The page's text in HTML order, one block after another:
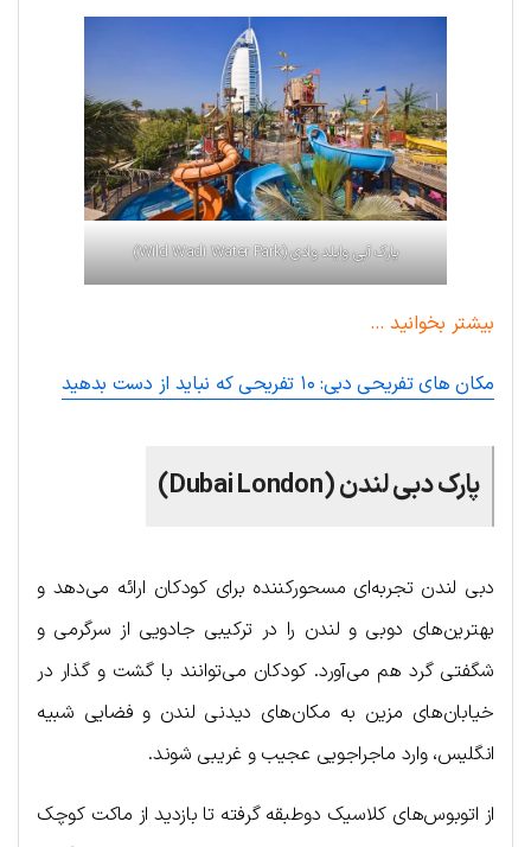
پارک آبی وایلد وادی (Wild Wadi Water Park)
بیشتر بخوانید …
مکان های تفریحی دبی: ۱۰ تفریحی که نباید از دست بدهید
پارک دبی لندن (Dubai London)
دبی لندن تجربه‌ای مسحورکننده برای کودکان ارائه می‌دهد و
بهترین‌های دوبی و لندن را در ترکیبی جادویی از سرگرمی و
شگفتی گرد هم می‌آورد. کودکان می‌توانند با گشت و گذار در
خیابان‌های مزین به مکان‌های دیدنی لندن و فضایی شبیه
انگلیس، وارد ماجراجویی عجیب و غریبی شوند.
از اتوبوس‌های کلاسیک دوطبقه گرفته تا بازدید از ماکت کوچک